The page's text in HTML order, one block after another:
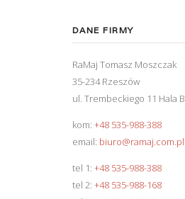
DANE FIRMY
RaMaj Tomasz Moszczak
35-234 Rzeszów
ul. Trembeckiego 11 Hala B
kom: +48 535-988-388
email: biuro@ramaj.com.pl
tel 1: +48 535-988-388
tel 2: +48 535-988-168